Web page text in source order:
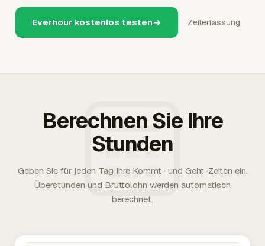
Everhour kostenlos testen Zeiterfassung
Berechnen Sie Ihre
Stunden
Geben Sie für jeden Tag Ihre Kommt- und Geht-Zeiten ein.
Überstunden und Bruttolohn werden automatisch
berechnet.